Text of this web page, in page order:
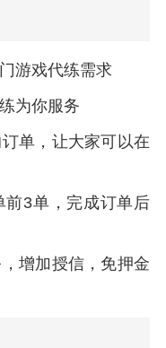
游戏代练需求
为你服务
单，让大家可以在
前3单，完成订单后
增加授信，免押金